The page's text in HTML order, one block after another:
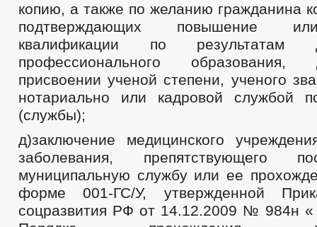
копию, а также по желанию гражданина
подтверждающих повышение
квалификации по результатам
профессионального
присвоении ученой степени, ученого
нотариально или кадровой службой
(службы);
д)заключение медицинского
заболевания, препятствующего
муниципальную службу или ее
форме 001-ГС/У, утвержденной
соцразвития РФ от 14.12.2009 № 984н